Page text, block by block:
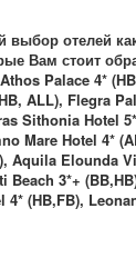
отелей
Вам стоит
Palace 4*
ALL), Flegra
Sithonia Hotel
Mare Hotel 4*
Aquila Elounda
3*+
4* (HB,FB),